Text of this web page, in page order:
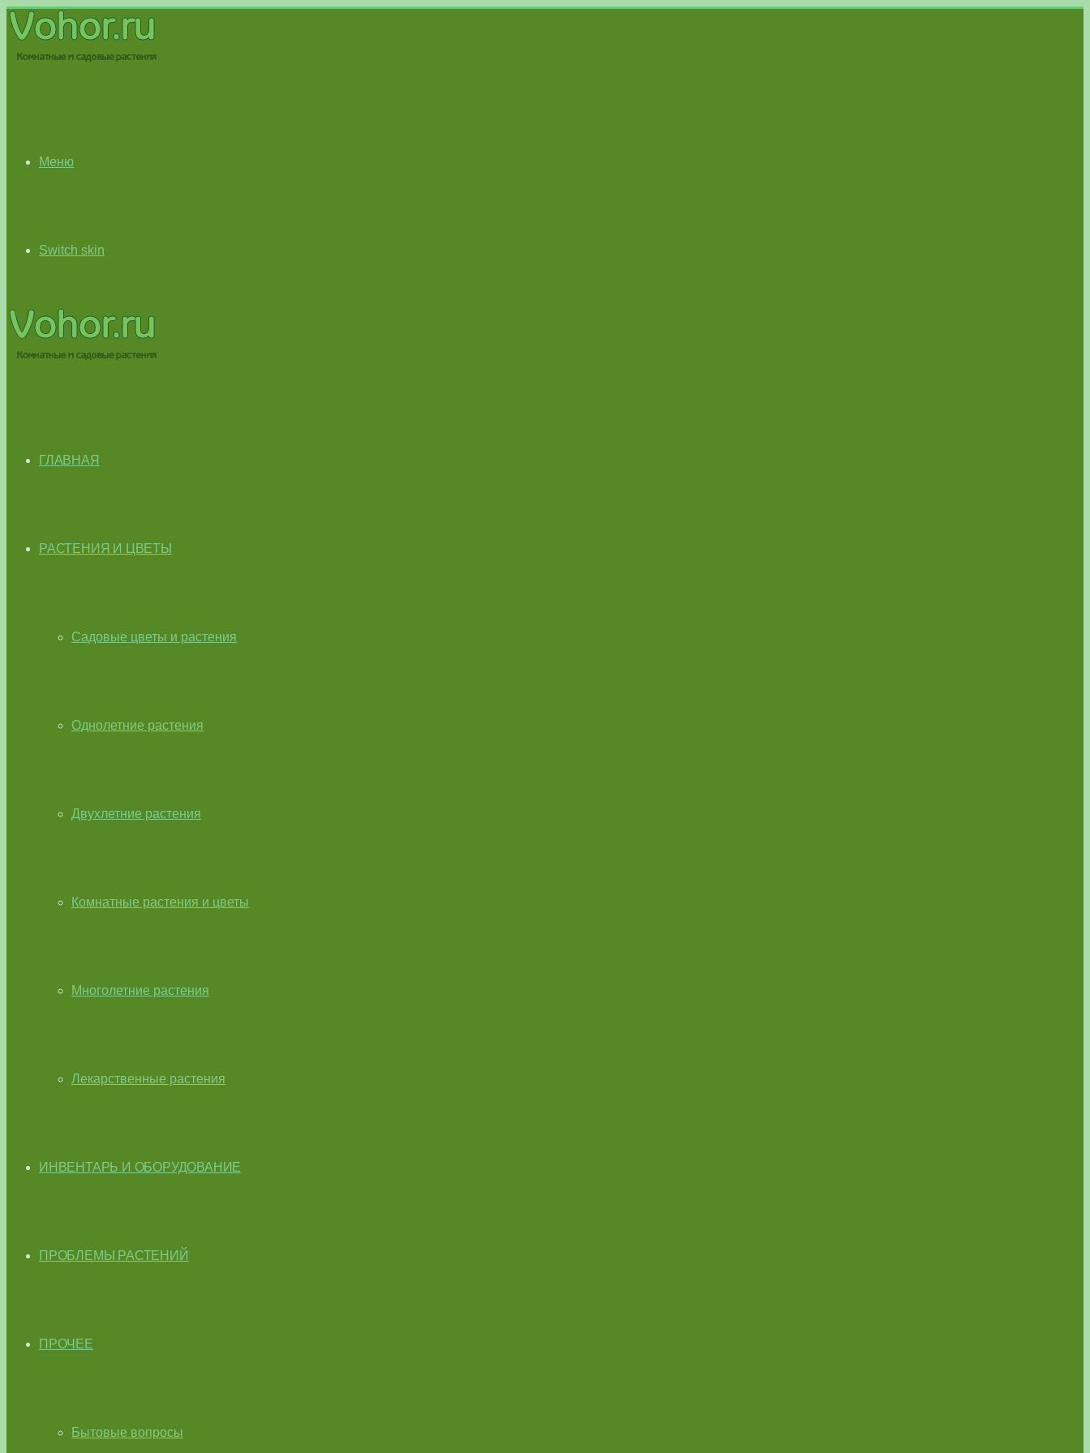
Меню
Switch skin
ГЛАВНАЯ
РАСТЕНИЯ И ЦВЕТЫ
Садовые цветы и растения
Однолетние растения
Двухлетние растения
Комнатные растения и цветы
Многолетние растения
Лекарственные растения
ИНВЕНТАРЬ И ОБОРУДОВАНИЕ
ПРОБЛЕМЫ РАСТЕНИЙ
ПРОЧЕЕ
Бытовые вопросы